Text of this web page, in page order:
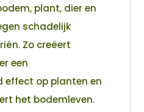
plant, dier en
schadelijk
Zo creëert
een
effect op planten en
het bodemleven.